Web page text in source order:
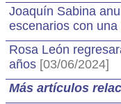
Joaquín Sabina
escenarios con una
Rosa León
años [03/06/2024]
Más artículos